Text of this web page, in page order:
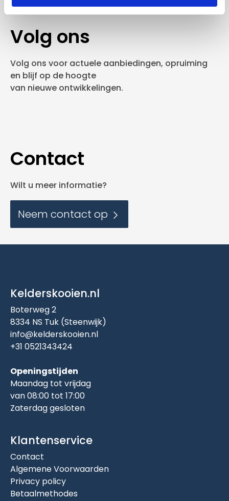
Volg ons
Volg ons voor actuele aanbiedingen, opruiming
en blijf op de hoogte
van nieuwe ontwikkelingen.
Contact
Wilt u meer informatie?
Neem contact op
Kelderskooien.nl
Boterweg 2
8334 NS Tuk (Steenwijk)
info@kelderskooien.nl
+31 0521343424
Openingstijden
Maandag tot vrijdag
van 08:00 tot 17:00
Zaterdag gesloten
Klantenservice
Contact
Algemene Voorwaarden
Privacy policy
Betaalmethodes